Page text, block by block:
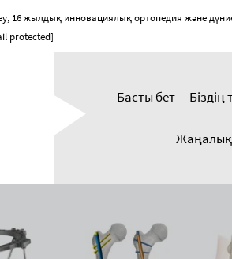
16 жылдық инновациялық ортопедия және
protected]
Басты бет Біздің